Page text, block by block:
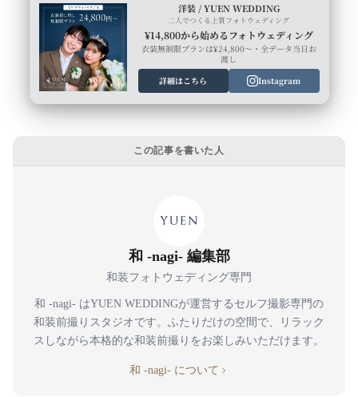
洋装 / YUEN WEDDING
二人でつくる上質フォトウェディング
¥14,800から始めるフォトウェディング
衣装無制限プランは¥24,800〜・全データ当日お
渡し
詳細はこちら
Instagram
この記事を書いた人
和 -nagi- 編集部
和装フォトウェディング専門
和 -nagi- はYUEN WEDDINGが運営するセルフ撮影専門の
和装前撮りスタジオです。ふたりだけの空間で、リラック
スしながら本格的な和装前撮りをお楽しみいただけます。
和 -nagi- について